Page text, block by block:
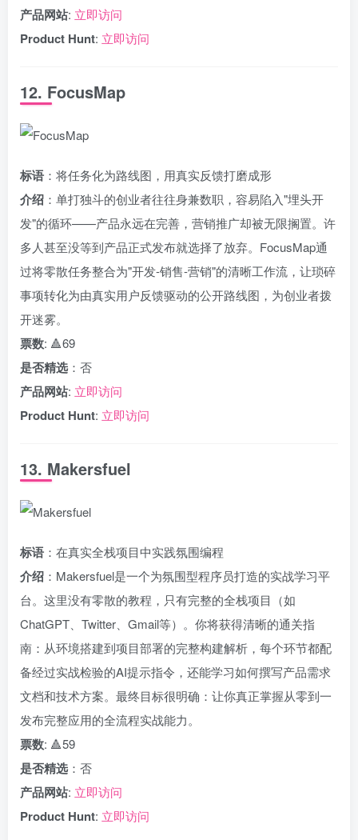
产品网站: 立即访问
Product Hunt: 立即访问
12. FocusMap
标语 ：将任务化为路线图，用真实反馈打磨成形
介绍 ：单打独斗的创业者往往身兼数职，容易陷入"埋头开
发"的循环——产品永远在完善，营销推广却被无限搁置。许
多人甚至没等到产品正式发布就选择了放弃。FocusMap通
过将零散任务整合为"开发-销售-营销"的清晰工作流，让琐碎
事项转化为由真实用户反馈驱动的公开路线图，为创业者拨
开迷雾。
票数: 🔺69
是否精选 ：否
产品网站: 立即访问
Product Hunt: 立即访问
13. Makersfuel
标语 ：在真实全栈项目中实践氛围编程
介绍 ：Makersfuel是一个为氛围型程序员打造的实战学习平
台。这里没有零散的教程，只有完整的全栈项目（如
ChatGPT、Twitter、Gmail等）。你将获得清晰的通关指
南：从环境搭建到项目部署的完整构建解析，每个环节都配
备经过实战检验的AI提示指令，还能学习如何撰写产品需求
文档和技术方案。最终目标很明确：让你真正掌握从零到一
发布完整应用的全流程实战能力。
票数: 🔺59
是否精选 ：否
产品网站: 立即访问
Product Hunt: 立即访问